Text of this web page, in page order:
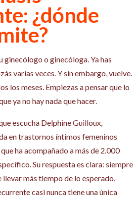
¿dónde
ginecólogo o ginecóloga. Ya has
varias veces. Y sin embargo, vuelve.
los meses. Empiezas a pensar que lo
ya no hay nada que hacer.
escucha Delphine Guilloux,
en trastornos íntimos femeninos
ha acompañado a más de 2.000
Su respuesta es clara: siempre
llevar más tiempo de lo esperado,
casi nunca tiene una única